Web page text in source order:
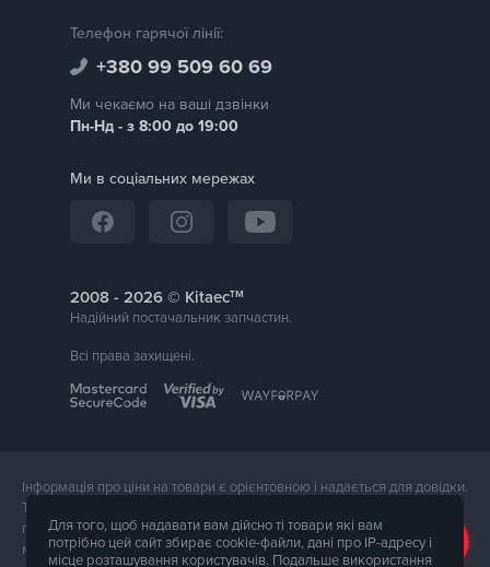
Телефон гарячої лінії:
+380 99 509 60 69
Ми чекаємо на ваші дзвінки
Пн-Нд - з 8:00 до 19:00
Ми в соціальних мережах
2008 - © Kitaecтм
Надійний постачальник запчастин.
Всі права захищені.
Інформація про ціни на товари є орієнтовною і надається для довідки.
Точна вартість товару буде названа менеджером магазину при
підтвердження замовлення. Зовнішній вигляд і комплектація товару
може відрізнятися від його фотографії.
Для того, щоб надавати вам дійсно ті товари які вам
потрібно цей сайт збирає cookie-файли, дані про IP-адресу і
місце розташування користувачів. Подальше використання